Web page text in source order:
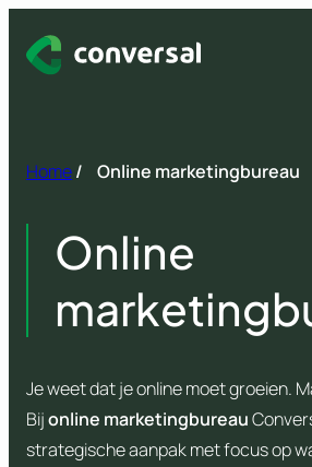
naar
Home/ Online marketingbureau
Online
Je weet dat je online moet groeien.
Bijonline marketingbureau
strategische aanpak met focus op